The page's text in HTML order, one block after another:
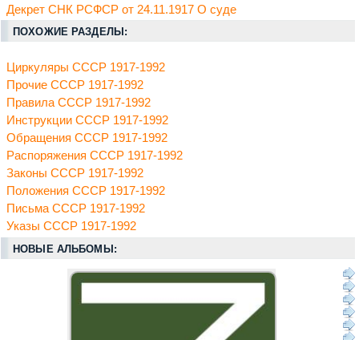
Декрет СНК РСФСР от 24.11.1917 О суде
ПОХОЖИЕ РАЗДЕЛЫ:
Циркуляры СССР 1917-1992
Прочие СССР 1917-1992
Правила СССР 1917-1992
Инструкции СССР 1917-1992
Обращения СССР 1917-1992
Распоряжения СССР 1917-1992
Законы СССР 1917-1992
Положения СССР 1917-1992
Письма СССР 1917-1992
Указы СССР 1917-1992
НОВЫЕ АЛЬБОМЫ: